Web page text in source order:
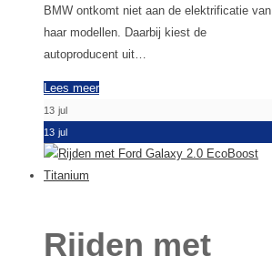
BMW ontkomt niet aan de elektrificatie van
haar modellen. Daarbij kiest de
autoproducent uit…
Lees meer
13 jul
13 jul
Rijden met